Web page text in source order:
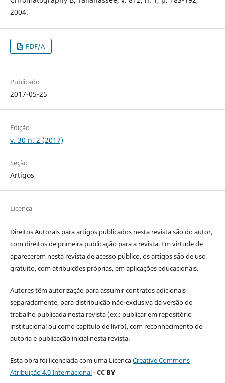
2004.
PDF/A
Publicado
2017-05-25
Edição
v. 30 n. 2 (2017)
Seção
Artigos
Licença
Direitos Autorais para artigos publicados nesta revista são do autor,
com direitos de primeira publicação para a revista. Em virtude de
aparecerem nesta revista de acesso público, os artigos são de uso
gratuito, com atribuições próprias, em aplicações educacionais.
Autores têm autorização para assumir contratos adicionais
separadamente, para distribuição não-exclusiva da versão do
trabalho publicada nesta revista (ex.: publicar em repositório
institucional ou como capítulo de livro), com reconhecimento de
autoria e publicação inicial nesta revista.
Esta obra foi licenciada com uma LicençaCreative Commons
Atribuição 4.0 Internacional-CC BY